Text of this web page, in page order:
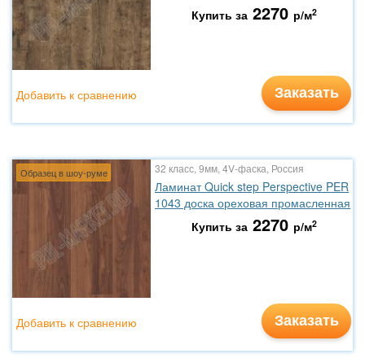
Купить за 2270 р/м2
Заказать
Добавить к сравнению
Образец в шоу-руме 32 класс, 9мм, 4V-фаска, Россия
Ламинат Quick step Perspective PER
1043 доска ореховая промасленная
Купить за 2270 р/м2
Заказать
Добавить к сравнению